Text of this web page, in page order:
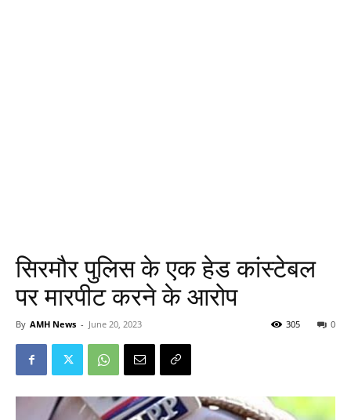
सिरमौर पुलिस के एक हेड कांस्टेबल
पर मारपीट करने के आरोप
By AMH News - June 20, 2023 0
305